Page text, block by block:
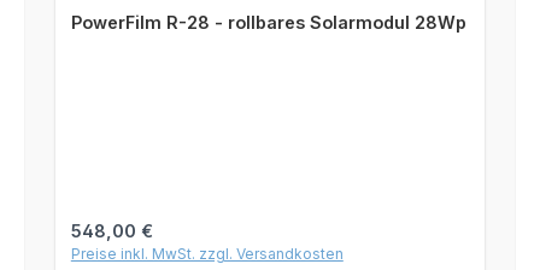
PowerFilm R-28 - rollbares Solarmodul 28Wp
Regulärer Preis:
548,00 €
Preise inkl. MwSt. zzgl. Versandkosten